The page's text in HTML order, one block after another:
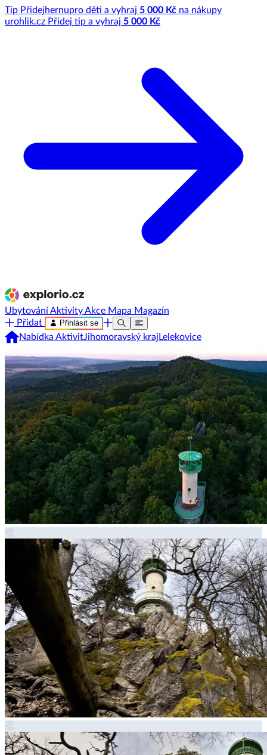
Tip Přidejhernupro děti a vyhraj 5 000 Kč na nákupy
urohlik.cz Přidej tip a vyhraj 5 000 Kč
UbytováníAktivityAkce Mapa Magazín
Přidat
Přihlásit se
Nabídka AktivitJihomoravský kraj Lelekovice